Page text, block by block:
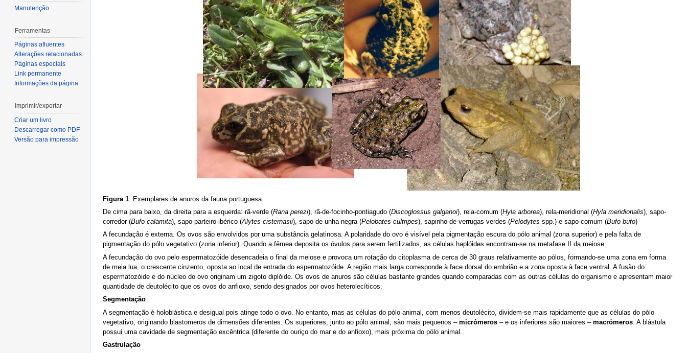
Figura 1 . Exemplares de anuros da fauna portuguesa.
De cima para baixo, da direita para a esquerda: rã-verde (Rana perezi), rã-de-focinho-pontiagudo (Discoglossus galganoi), rela-comum (Hyla arborea), rela-meridional (Hyla meridionalis), sapo-
corredor (Bufo calamita), sapo-parteiro-ibérico (Alytes cisternasii), sapo-de-unha-negra (Pelobates cultripes), sapinho-de-verrugas-verdes (Pelodytes spp.) e sapo-comum (Bufo bufo)
A fecundação é externa. Os ovos são envolvidos por uma substância gelatinosa. A polaridade do ovo é visível pela pigmentação escura do pólo animal (zona superior) e pela falta de
pigmentação do pólo vegetativo (zona inferior). Quando a fêmea deposita os óvulos para serem fertilizados, as células haplóides encontram-se na metafase II da meiose.
A fecundação do ovo pelo espermatozóide desencadeia o final da meiose e provoca um rotação do citoplasma de cerca de 30 graus relativamente ao pólos, formando-se uma zona em forma
de meia lua, o crescente cinzento, oposta ao local de entrada do espermatozóide. A região mais larga corresponde à face dorsal do embrião e a zona oposta à face ventral. A fusão do
espermatozóide e do núcleo do ovo originam um zigoto diplóide. Os ovos de anuros são células bastante grandes quando comparadas com as outras células do organismo e apresentam maior
quantidade de deutolécito que os ovos do anfioxo, sendo designados por ovos heterolecíticos.
Segmentação
A segmentação é holoblástica e desigual pois atinge todo o ovo. No entanto, mas as células do pólo animal, com menos deutolécito, dividem-se mais rapidamente que as células do pólo
vegetativo, originando blastomeros de dimensões diferentes. Os superiores, junto ao pólo animal, são mais pequenos – micrómeros – e os inferiores são maiores – macrómeros . A blástula
possui uma cavidade de segmentação excêntrica (diferente do ouriço do mar e do anfioxo), mais próxima do pólo animal.
Gastrulação
Manutenção
Ferramentas
Páginas afluentes
Alterações relacionadas
Páginas especiais
Link permanente
Informações da página
Imprimir/exportar
Criar um livro
Descarregar como PDF
Versão para impressão